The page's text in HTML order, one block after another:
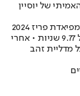
של יוסיין
תתחילו לשנן את השם: קישאן תומפסון העפיל לאולימפיאדת פריז 2024
לאחר שניצח בריצת 100 מטר עם תוצאה מדהימה של 9.77 שניות • אחרי
מדליית זהב